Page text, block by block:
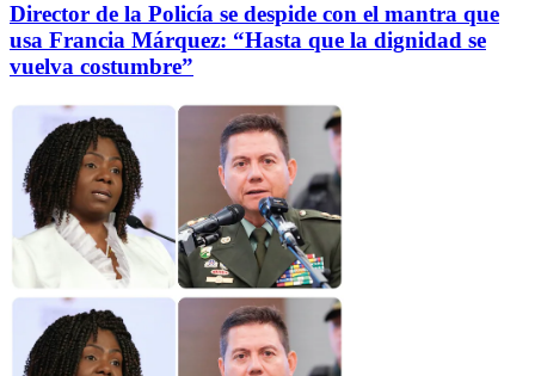
Director de la Policía se despide con el mantra que
usa Francia Márquez: “Hasta que la dignidad se
vuelva costumbre”